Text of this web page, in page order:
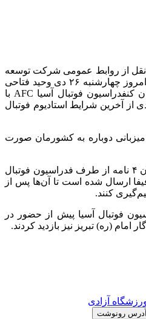
از روابط عمومی شرکت توسعه
و نگهدای اماکن ورزشی، صبح امروز چهارشنبه ۲۶ دی وحید فتاحی
و امیر حسین فراهانی نمایندگان کنفدراسیون فوتبال آسیا AFC با
آخرین شرایط استادیوم فوتبال
میزبانی دوباره به کشورمان صورت
درباره بازگشت میزبانی به ایران ۴ نامه از طرف فدراسیون فوتبال
ارسال شده است تا آن‌ها پس از
کنند.
فوتبال آسیا پیش از حضور در
امام (ره) تبریز نیز بازدید کردند.
آزادی
آدرس رونوشت